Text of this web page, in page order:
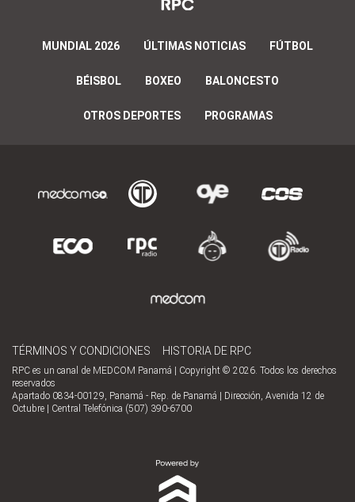
MUNDIAL 2026 ÚLTIMAS NOTICIAS FÚTBOL
BÉISBOL BOXEO BALONCESTO
OTROS DEPORTES PROGRAMAS
TÉRMINOS Y CONDICIONES HISTORIA DE RPC
RPC es un canal de MEDCOM Panamá | Copyright © 2026. Todos los derechos
reservados
Apartado 0834-00129, Panamá - Rep. de Panamá | Dirección, Avenida 12 de
Octubre | Central Telefónica (507) 390-6700